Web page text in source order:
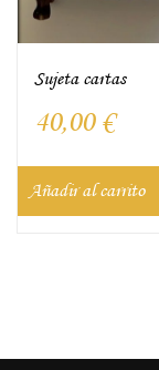
Sujeta cartas
40,00 €
Añadir al carrito